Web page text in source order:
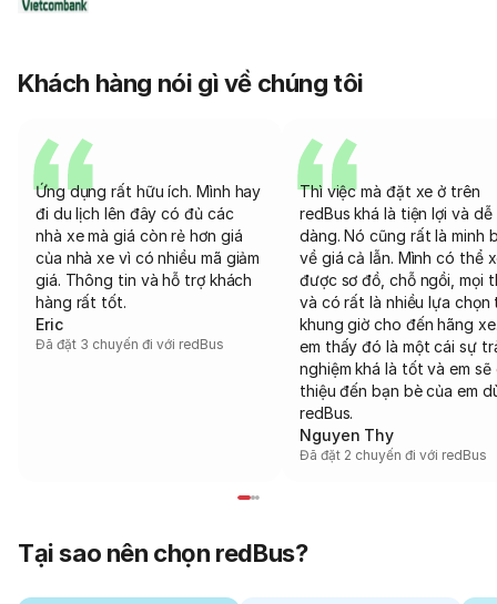
Khách hàng nói gì về chúng tôi
Ứng dụng rất hữu ích. Mình hay
đi du lịch lên đây có đủ các
nhà xe mà giá còn rẻ hơn giá
của nhà xe vì có nhiều mã giảm
giá. Thông tin và hỗ trợ khách
hàng rất tốt.
Eric
Đã đặt 3 chuyến đi với redBus
Thì việc mà đặt xe ở trên
redBus khá là tiện lợi và dễ
dàng. Nó cũng rất là minh
về giá cả lẫn. Mình có thể
được sơ đồ, chỗ ngồi, mọi
và có rất là nhiều lựa chọn
khung giờ cho đến hãng
em thấy đó là một cái sự
nghiệm khá là tốt và em sẽ
thiệu đến bạn bè của em
redBus.
Nguyen Thy
Đã đặt 2 chuyến đi với redBus
Tại sao nên chọn redBus?